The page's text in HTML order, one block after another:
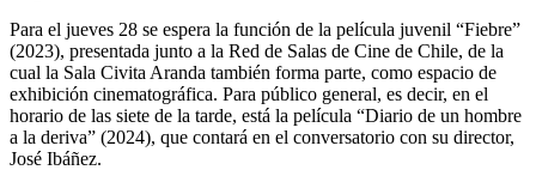
Para el jueves 28 se espera la función de la película juvenil “Fiebre”
(2023), presentada junto a la Red de Salas de Cine de Chile, de la
cual la Sala Civita Aranda también forma parte, como espacio de
exhibición cinematográfica. Para público general, es decir, en el
horario de las siete de la tarde, está la película “Diario de un hombre
a la deriva” (2024), que contará en el conversatorio con su director,
José Ibáñez.